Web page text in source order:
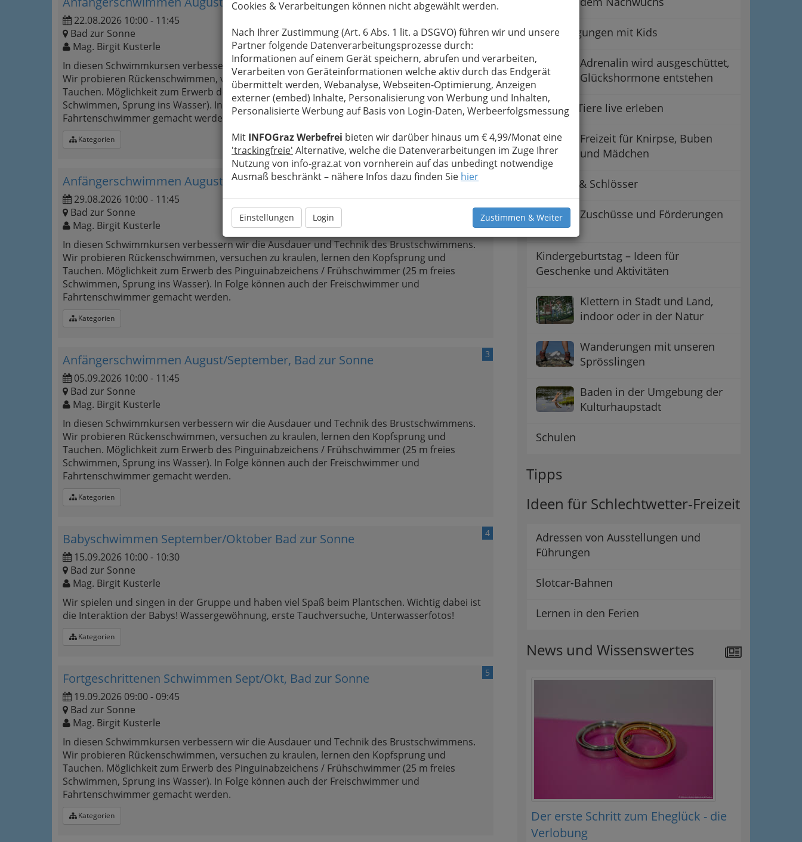
Cookies & Verarbeitungen können nicht abgewählt werden.
Nach Ihrer Zustimmung (Art. 6 Abs. 1 lit. a DSGVO) führen wir und unsere
Partner folgende Datenverarbeitungsprozesse durch:
Informationen auf einem Gerät speichern, abrufen und verarbeiten,
Verarbeiten von Geräteinformationen welche aktiv durch das Endgerät
übermittelt werden, Webanalyse, Webseiten-Optimierung, Anzeigen
externer (embed) Inhalte, Personalisierung von Werbung und Inhalten,
Personalisierte Werbung auf Basis von Login-Daten, Werbeerfolgsmessung
Mit INFOGraz Werbefrei bieten wir darüber hinaus um € 4,99/Monat eine
'trackingfreie' Alternative, welche die Datenverarbeitungen im Zuge Ihrer
Nutzung von info-graz.at von vornherein auf das unbedingt notwendige
Ausmaß beschränkt – nähere Infos dazu finden Sie hier
Einstellungen Login Zustimmen & Weiter
22.08.2026 10:00 - 11:45
Bad zur Sonne
Mag. Birgit Kusterle
In diesen Schwimmkursen verbessern wir die Ausdauer und Technik des Brustschwimmens.
Wir probieren Rückenschwimmen, versuchen zu kraulen, lernen den Kopfsprung und
Tauchen. Möglichkeit zum Erwerb des Pinguinabzeichens / Frühschwimmer (25 m freies
Schwimmen, Sprung ins Wasser). In Folge können auch der Freischwimmer und
Fahrtenschwimmer gemacht werden.
Kategorien
Anfängerschwimmen August/September, Bad zur Sonne
29.08.2026 10:00 - 11:45
Bad zur Sonne
Mag. Birgit Kusterle
In diesen Schwimmkursen verbessern wir die Ausdauer und Technik des Brustschwimmens.
Wir probieren Rückenschwimmen, versuchen zu kraulen, lernen den Kopfsprung und
Tauchen. Möglichkeit zum Erwerb des Pinguinabzeichens / Frühschwimmer (25 m freies
Schwimmen, Sprung ins Wasser). In Folge können auch der Freischwimmer und
Fahrtenschwimmer gemacht werden.
Kategorien
3
Anfängerschwimmen August/September, Bad zur Sonne
05.09.2026 10:00 - 11:45
Bad zur Sonne
Mag. Birgit Kusterle
In diesen Schwimmkursen verbessern wir die Ausdauer und Technik des Brustschwimmens.
Wir probieren Rückenschwimmen, versuchen zu kraulen, lernen den Kopfsprung und
Tauchen. Möglichkeit zum Erwerb des Pinguinabzeichens / Frühschwimmer (25 m freies
Schwimmen, Sprung ins Wasser). In Folge können auch der Freischwimmer und
Fahrtenschwimmer gemacht werden.
Kategorien
4
Babyschwimmen September/Oktober Bad zur Sonne
15.09.2026 10:00 - 10:30
Bad zur Sonne
Mag. Birgit Kusterle
Wir spielen und singen in der Gruppe und haben viel Spaß beim Plantschen. Wichtig dabei ist
die Interaktion der Babys! Wassergewöhnung, erste Tauchversuche, Unterwasserfotos!
Kategorien
5
Fortgeschrittenen Schwimmen Sept/Okt, Bad zur Sonne
19.09.2026 09:00 - 09:45
Bad zur Sonne
Mag. Birgit Kusterle
In diesen Schwimmkursen verbessern wir die Ausdauer und Technik des Brustschwimmens.
Wir probieren Rückenschwimmen, versuchen zu kraulen, lernen den Kopfsprung und
Tauchen. Möglichkeit zum Erwerb des Pinguinabzeichens / Frühschwimmer (25 m freies
Schwimmen, Sprung ins Wasser). In Folge können auch der Freischwimmer und
Fahrtenschwimmer gemacht werden.
Kategorien
Besichtigungen mit Kids
Adrenalin wird ausgeschüttet,
Glückshormone entstehen
Reiten - Tiere live erleben
Freizeit für Knirpse, Buben
und Mädchen
Museen & Schlösser
Zuschüsse und Förderungen
Kindergeburtstag – Ideen für
Geschenke und Aktivitäten
Klettern in Stadt und Land,
indoor oder in der Natur
Wanderungen mit unseren
Sprösslingen
Baden in der Umgebung der
Kulturhaupstadt
Schulen
Tipps
Ideen für Schlechtwetter-Freizeit
Adressen von Ausstellungen und
Führungen
Slotcar-Bahnen
Lernen in den Ferien
News und Wissenswertes
Der erste Schritt zum Eheglück - die
Verlobung